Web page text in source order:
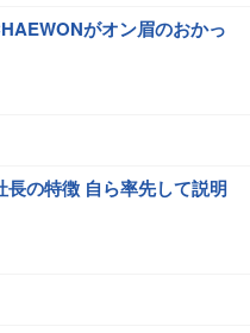
がオン眉のおかっ
の特徴 自ら率先して説明